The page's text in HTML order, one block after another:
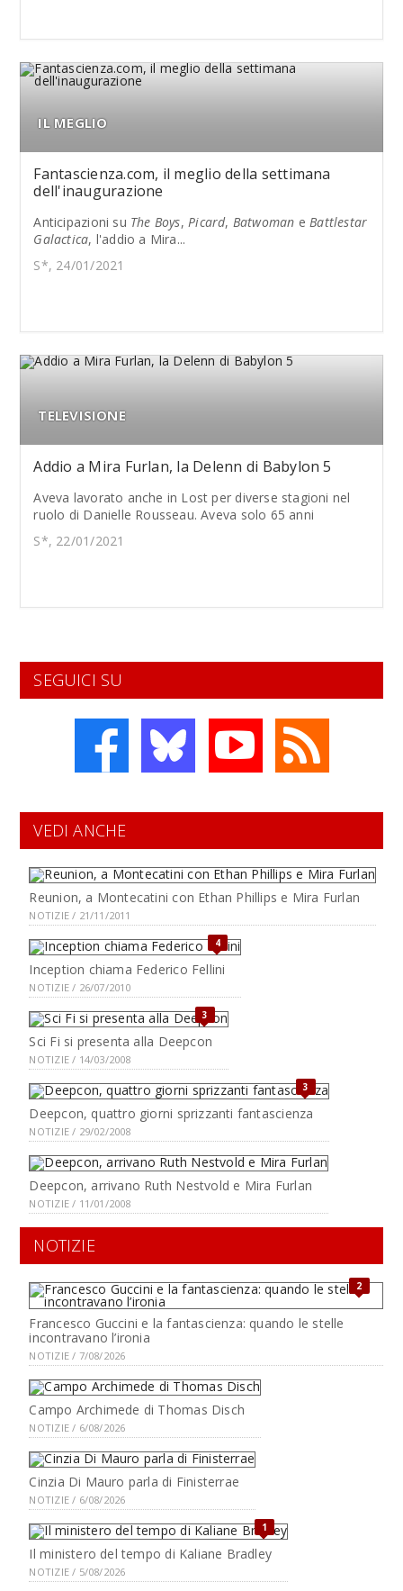
IL MEGLIO
Fantascienza.com, il meglio della settimana
dell'inaugurazione
Anticipazioni su The Boys,Picard, Batwoman eBattlestar
Galactica, l'addio a Mira...
S*, 24/01/2021
TELEVISIONE
Addio a Mira Furlan, la Delenn di Babylon 5
Aveva lavorato anche in Lost per diverse stagioni nel
ruolo di Danielle Rousseau. Aveva solo 65 anni
S*, 22/01/2021
SEGUICI SU
VEDI ANCHE
Reunion, a Montecatini con Ethan Phillips e Mira Furlan
NOTIZIE / 21/11/2011
4
Inception chiama Federico Fellini
NOTIZIE / 26/07/2010
3
Sci Fi si presenta alla Deepcon
NOTIZIE / 14/03/2008
3
Deepcon, quattro giorni sprizzanti fantascienza
NOTIZIE / 29/02/2008
Deepcon, arrivano Ruth Nestvold e Mira Furlan
NOTIZIE / 11/01/2008
NOTIZIE
2
Francesco Guccini e la fantascienza: quando le stelle
incontravano l’ironia
NOTIZIE / 7/08/2026
Campo Archimede di Thomas Disch
NOTIZIE / 6/08/2026
Cinzia Di Mauro parla di Finisterrae
NOTIZIE / 6/08/2026
1
Il ministero del tempo di Kaliane Bradley
NOTIZIE / 5/08/2026